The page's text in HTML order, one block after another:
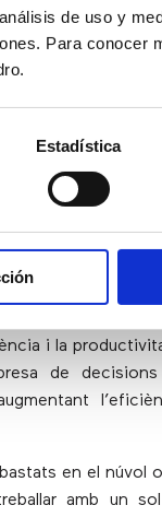
de uso y
Para conocer
Estadística
de l’agent, el
que els
sense les
els centres de
inclouen
amb un sol
i la
de
en el núvol
amb un